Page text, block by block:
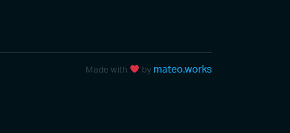
Made with by mateo.works